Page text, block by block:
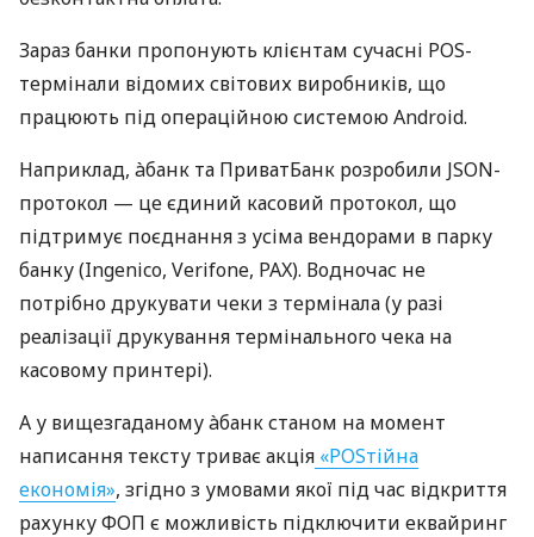
Зараз банки пропонують клієнтам сучасні POS-
термінали відомих світових виробників, що
працюють під операційною системою Android.
Наприклад, àбанк та ПриватБанк розробили JSON-
протокол — це єдиний касовий протокол, що
підтримує поєднання з усіма вендорами в парку
банку (Ingenico, Verifone, PAX). Водночас не
потрібно друкувати чеки з термінала (у разі
реалізації друкування термінального чека на
касовому принтері).
А у вищезгаданому àбанк станом на момент
написання тексту триває акція «POSтійна
економія», згідно з умовами якої під час відкриття
рахунку ФОП є можливість підключити еквайринг